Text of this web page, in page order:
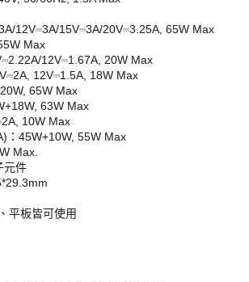
12V⎓3A/15V⎓3A/20V⎓3.25A, 65W Max
Max
12V⎓1.67A, 20W Max
12V⎓1.5A, 18W Max
65W Max
63W Max
10W Max
：45W+10W, 55W Max
Max.
元件
平板皆可使用